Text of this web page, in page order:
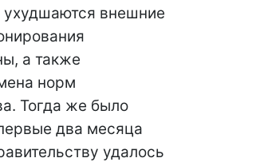
внешние
а также
норм
Тогда же было
два месяца
удалось